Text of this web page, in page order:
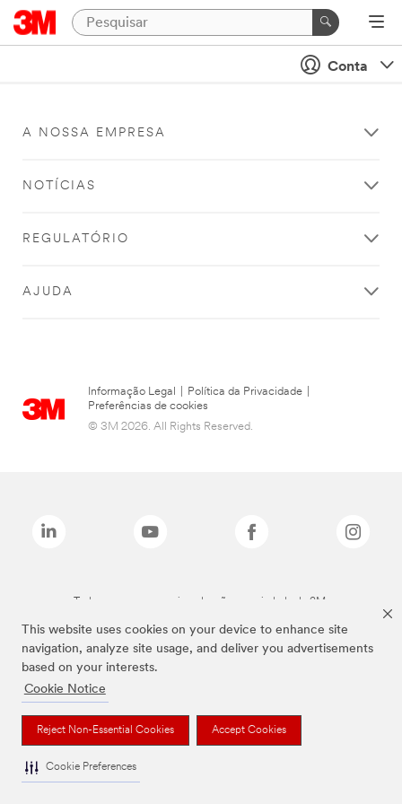
This website uses cookies on your device to enhance site
navigation, analyze site usage, and deliver you advertisements
based on your interests.
Cookie Notice
Reject Non-Essential Cookies Accept Cookies
Cookie Preferences
Conta
A NOSSA EMPRESA
NOTÍCIAS
REGULATÓRIO
AJUDA
Informação Legal Política da Privacidade
Preferências de cookies
© 3M 2026. All Rights Reserved.
Todas as marcas mencionadas são propriedade da 3M.